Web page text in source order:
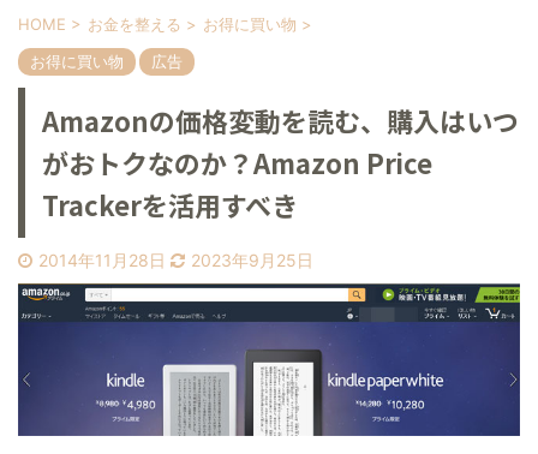
HOME > お金を整える > お得に買い物 >
お得に買い物
広告
Amazonの価格変動を読む、購入はいつ
がおトクなのか？Amazon Price
Trackerを活用すべき
2014年11月28日 2023年9月25日